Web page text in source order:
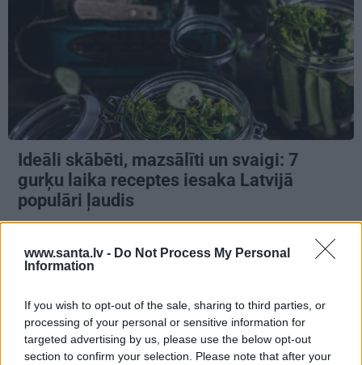
www.santa.lv - Do Not Process My Personal
Information
If you wish to opt-out of the sale, sharing to third parties, or
processing of your personal or sensitive information for
targeted advertising by us, please use the below opt-out
section to confirm your selection. Please note that after your
Ideāli skābēti, mazsālīti un svaigi: 7
gurķu laika receptes iesaka Latvijā
populāri ļaudis
Eiropā mainās preču remonta un
garantijas noteikumi